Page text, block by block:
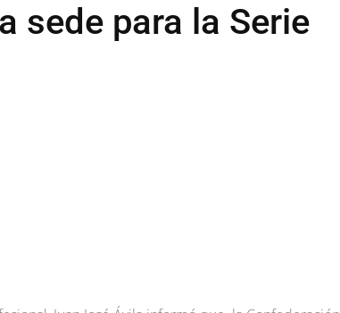
sede para la Serie